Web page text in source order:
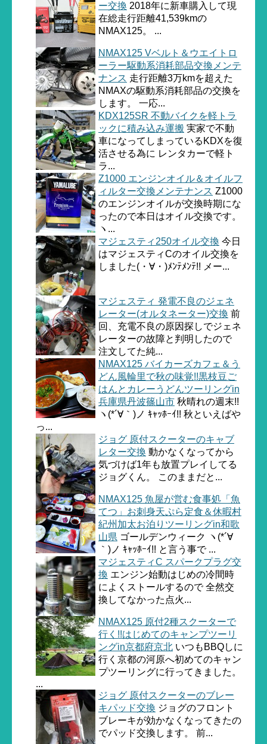
ー交換 2018年に新車購入して現
在総走行距離41,539kmの
NMAX125。 ...
NMAX125 Vベルト＆ウエイトロ
ーラー駆動系消耗部品交換メンテ
ナンス 走行距離3万kmを超えた
NMAXの駆動系消耗部品の交換を
します。 一応...
KDX125SR 不動バイクを軽トラ
ックに積み込み運搬 実家で不動
車になってしまっているKDXを復
活させる為に レンタカーで軽ト
ラ...
Z1000 エンジンオイル＆オイルフ
ィルター交換メンテナンス Z1000
のエンジンオイルが交換時期にな
ったので本日はオイル交換です。
ヽ...
マジェスティ250オイル交換 今日
はマジェスティCのオイル交換を
しました(・∀・)ﾒﾝﾃﾒﾝﾃ!! メー...
マジェスティ 発電不良のジェネ
レーター(オルタネーター)交換 前
回、充電不良の原因探しでジェネ
レーターの故障と判明したので
注文してた純...
NMAX125 バイカーズカフェ＆う
どん風輪里で秋の味覚!!黒枝豆ご
はんとカレーうどんツーリングin
兵庫県丹波篠山市 秋晴れの週末!!
ヽ(*´∀｀)ノ ｷｬｯﾎｰｲ!! 秋といえばや
っ...
ジョグ 原付スクーターのキャブ
レター交換 動かなくなってから
気づけば1年も放置プレイしてる
ジョグくん。 このままだと...
NMAX125 魚屋が営む食事処「魚
てつ」お刺身天ぷら定食＆休暇村
紀州加太お泊りツーリングin和歌
山県 ゴールデンウィーク ヽ(*´∀
｀)ノ ｷｬｯﾎｰｲ!! と言う事で ...
マジェスティC スパークプラグ交
換 エンジン始動はじめの冷間時
によくストールするので 全然交
換してなかった点火...
NMAX125 原付2種スクーターで
行く!!はじめてのキャンプツーリ
ングin京都府京北 いつもBBQしに
行く京都の河原へ初めてのキャン
プツーリングに行ってきました。
...
ジョグ 原付スクーターのブレー
キパッド交換 ジョグのフロント
ブレーキが効かなくなってきたの
でパッド交換します。 前...